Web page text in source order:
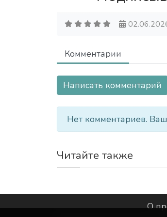
Комментарии
Написать комментарий
Нет комментариев.
Читайте также
О